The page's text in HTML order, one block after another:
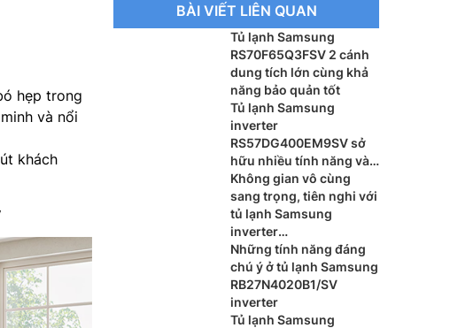
hẹp trong
và nổi
khách
BÀI VIẾT LIÊN QUAN
Tủ lạnh Samsung
RS70F65Q3FSV 2 cánh
dung tích lớn cùng khả
năng bảo quản tốt
Tủ lạnh Samsung
inverter
RS57DG400EM9SV sở
hữu nhiều tính năng và
đáng lựa chọn
Không gian vô cùng
sang trọng, tiên nghi với
tủ lạnh Samsung
inverter
RB27N4020S9/SV
Những tính năng đáng
chú ý ở tủ lạnh Samsung
RB27N4020B1/SV
inverter
Tủ lạnh Samsung